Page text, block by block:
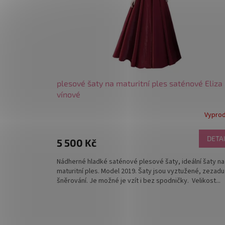
plesové šaty na maturitní ples saténové Eliza
vínové
5 500 Kč
Nádherné hladké saténové plesové šaty, ideální šaty na
maturitní ples. Model 2019. Šaty jsou vyztužené,
šněrování. Je možné je vzít i bez spodničky. Velikost...